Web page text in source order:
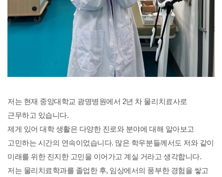
저는 현재 중앙대학교 광명병원에서 2년 차 물리치료사로
근무하고 있습니다.
제게 있어 대학 생활은 다양한 진로와 분야에 대해 알아보고
고민하는 시간의 연속이었습니다. 많은 학우분들께서도 저와 같이
미래를 위한 진지한 고민을 이어가고 계실 거라고 생각합니다.
저는 물리치료학과를 졸업한 후, 임상에서의 풍부한 경험을 쌓고